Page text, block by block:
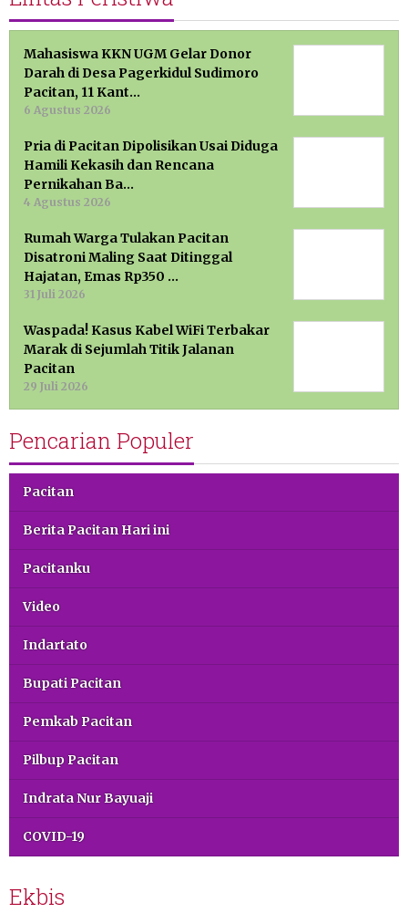
Mahasiswa KKN UGM Gelar Donor
Darah di Desa Pagerkidul Sudimoro
Pacitan, 11 Kant…
6 Agustus 2026
Pria di Pacitan Dipolisikan Usai Diduga
Hamili Kekasih dan Rencana
Pernikahan Ba…
4 Agustus 2026
Rumah Warga Tulakan Pacitan
Disatroni Maling Saat Ditinggal
Hajatan, Emas Rp350 …
31 Juli 2026
Waspada! Kasus Kabel WiFi Terbakar
Marak di Sejumlah Titik Jalanan
Pacitan
29 Juli 2026
Pencarian Populer
Pacitan
Berita Pacitan Hari ini
Pacitanku
Video
Indartato
Bupati Pacitan
Pemkab Pacitan
Pilbup Pacitan
Indrata Nur Bayuaji
COVID-19
Ekbis